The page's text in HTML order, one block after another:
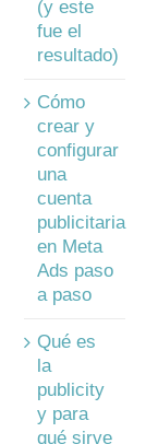
(y este
fue el
resultado)
Cómo
crear y
configurar
una
cuenta
publicitaria
en Meta
Ads paso
a paso
Qué es
la
publicity
y para
qué sirve